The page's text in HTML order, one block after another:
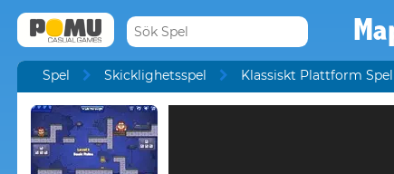
Spel Skicklighetsspel Klassiskt Plattform Spel